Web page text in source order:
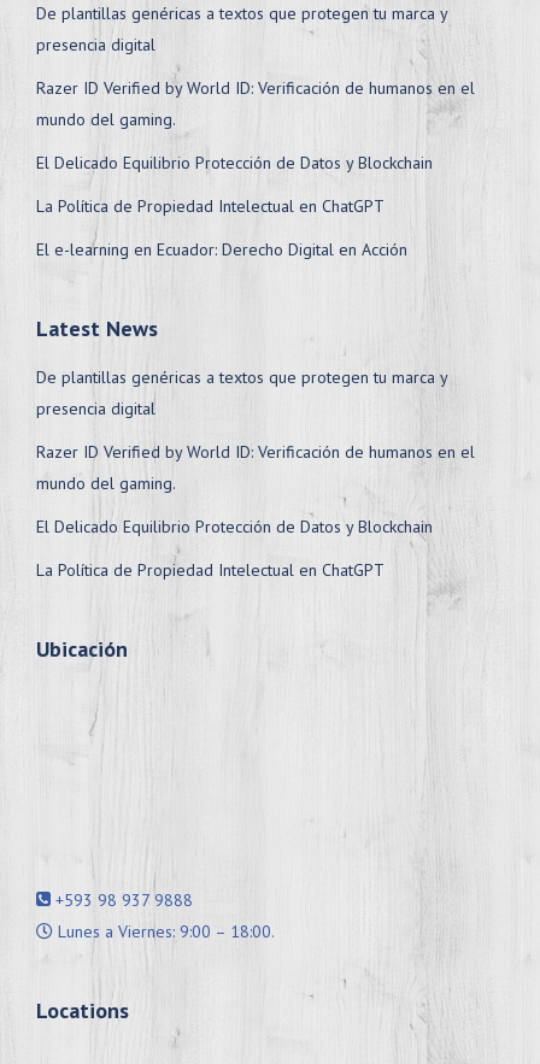
De plantillas genéricas a textos que protegen tu marca y
presencia digital
Razer ID Verified by World ID: Verificación de humanos en el
mundo del gaming.
El Delicado Equilibrio Protección de Datos y Blockchain
La Política de Propiedad Intelectual en ChatGPT
El e-learning en Ecuador: Derecho Digital en Acción
Latest News
De plantillas genéricas a textos que protegen tu marca y
presencia digital
Razer ID Verified by World ID: Verificación de humanos en el
mundo del gaming.
El Delicado Equilibrio Protección de Datos y Blockchain
La Política de Propiedad Intelectual en ChatGPT
Ubicación
+593 98 937 9888
Lunes a Viernes: 9:00 – 18:00.
Locations